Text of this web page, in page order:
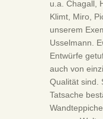
u.a. Chagall,
Klimt, Miro,
unserem
Usselmann.
Entwürfe
auch von
Qualität sind.
Tatsache